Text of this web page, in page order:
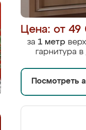
Цена: от
за 1 метр
гарнитура
Посмотреть